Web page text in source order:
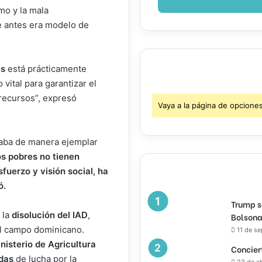
y la mala
era modelo de
está prácticamente
vital para garantizar el
expresó
de manera ejemplar
pobres no tienen
y visión social, ha
la disolución del IAD,
dominicano.
de Agricultura
de lucha por la
Vaya a la página de
Trump
11 de